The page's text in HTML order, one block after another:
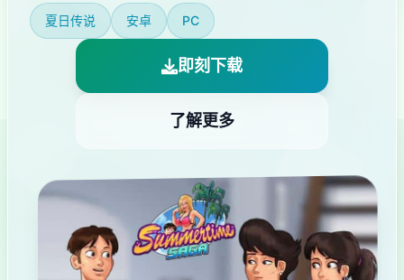
夏日传说 安卓 PC
即刻下载
了解更多